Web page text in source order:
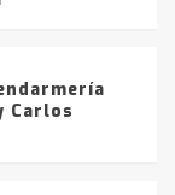
Carlos